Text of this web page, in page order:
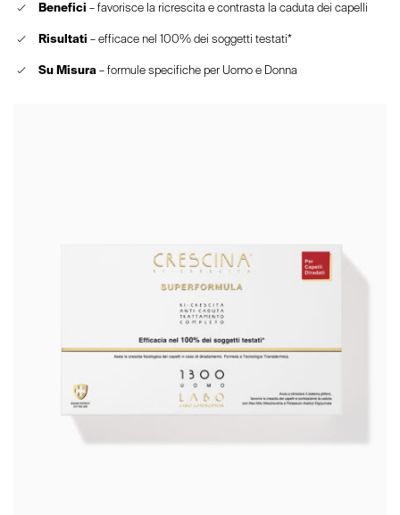
Benefici – favorisce la ricrescita e contrasta la caduta dei capelli
Risultati – efficace nel 100% dei soggetti testati*
Su Misura – formule specifiche per Uomo e Donna